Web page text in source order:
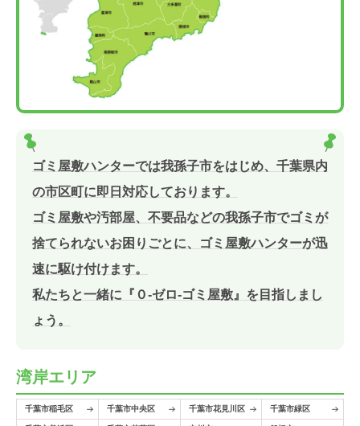
ゴミ屋敷ハンターでは我孫子市をはじめ、千葉県内
の市区町に即日対応しております。
ゴミ屋敷や汚部屋、不要品などの我孫子市でゴミが
捨てられないお困りごとに、ゴミ屋敷ハンターが迅
速に駆け付けます。
私たちと一緒に『０-ゼロ-ゴミ屋敷』を目指しまし
ょう。
湾岸エリア
千葉市稲毛区 千葉市中央区 千葉市花見川区 千葉市緑区